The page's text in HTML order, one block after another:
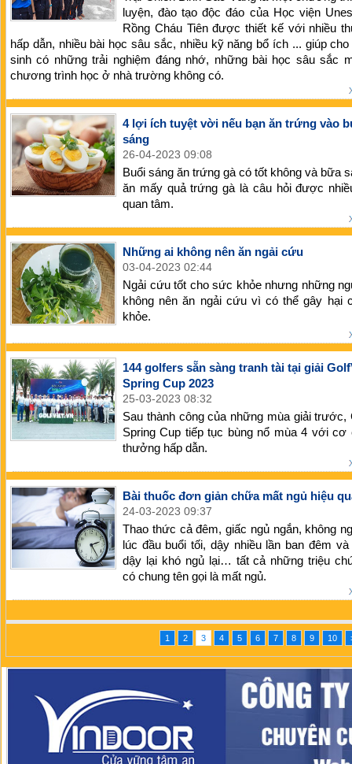
luyện, đào tạo độc đáo của Học viện
Rồng Cháu Tiên được thiết kế với nhiều
hấp dẫn, nhiều bài học sâu sắc, nhiều kỹ năng bổ ích ... giúp
sinh có những trải nghiệm đáng nhớ, những bài học sâu sắc
chương trình học ở nhà trường không có.
4 lợi ích tuyệt vời nếu bạn ăn trứng vào
sáng
26-04-2023 09:08
Buổi sáng ăn trứng gà có tốt không và bữa
ăn mấy quả trứng gà là câu hỏi được
quan tâm.
Những ai không nên ăn ngải cứu
03-04-2023 02:44
Ngải cứu tốt cho sức khỏe nhưng những
không nên ăn ngải cứu vì có thể gây hại
khỏe.
144 golfers sẵn sàng tranh tài tại giải
Spring Cup 2023
25-03-2023 08:32
Sau thành công của những mùa giải trước,
Spring Cup tiếp tục bùng nổ mùa 4 với cơ
thưởng hấp dẫn.
Bài thuốc đơn giản chữa mất ngủ hiệu
24-03-2023 09:37
Thao thức cả đêm, giấc ngủ ngắn, không
lúc đầu buổi tối, dậy nhiều lần ban đêm
dậy lại khó ngủ lại… tất cả những triệu
có chung tên gọi là mất ngủ.
1 2 3 4 5 6 7 8 9 10